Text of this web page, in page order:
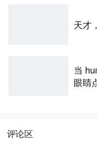
天才
当
眼睛
评论区